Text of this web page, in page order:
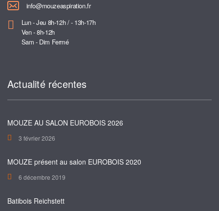
info@mouzeaspiration.fr
Lun - Jeu 8h-12h / - 13h-17h
Ven - 8h-12h
Sam - Dim Fermé
Actualité récentes
MOUZE AU SALON EUROBOIS 2026
3 février 2026
MOUZE présent au salon EUROBOIS 2020
6 décembre 2019
Batibois Reichstett